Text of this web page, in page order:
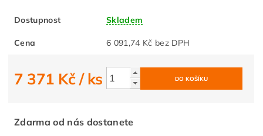
Dostupnost Skladem
Cena 6 091,74 Kč bez DPH
7 371 Kč/ ks
Zdarma od nás dostanete